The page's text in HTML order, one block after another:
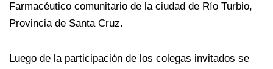
Farmacéutico comunitario de la ciudad de Río Turbio,
Provincia de Santa Cruz.
Luego de la participación de los colegas invitados se